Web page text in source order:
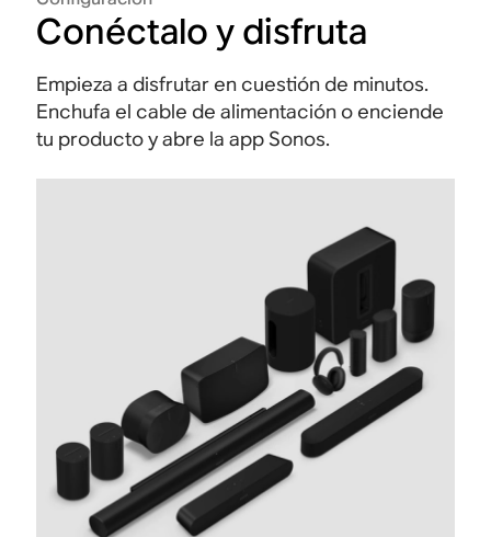
Conéctalo y disfruta
Empieza a disfrutar en cuestión de minutos.
Enchufa el cable de alimentación o enciende
tu producto y abre la app Sonos.